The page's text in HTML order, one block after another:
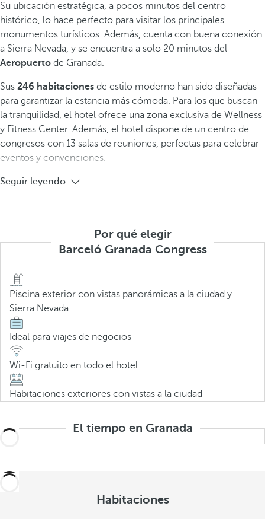
Su ubicación estratégica, a pocos minutos del centro
histórico, lo hace perfecto para visitar los principales
monumentos turísticos. Además, cuenta con buena conexión
a Sierra Nevada, y se encuentra a solo 20 minutos del
Aeropuerto de Granada.
Sus 246 habitaciones de estilo moderno han sido diseñadas
para garantizar la estancia más cómoda. Para los que buscan
la tranquilidad, el hotel ofrece una zona exclusiva de Wellness
y Fitness Center. Además, el hotel dispone de un centro de
congresos con 13 salas de reuniones, perfectas para celebrar
eventos y convenciones.
Seguir leyendo
Por qué elegir
Barceló Granada Congress
Piscina exterior con vistas panorámicas a la ciudad y
Sierra Nevada
Ideal para viajes de negocios
Wi-Fi gratuito en todo el hotel
Habitaciones exteriores con vistas a la ciudad
El tiempo en Granada
Habitaciones